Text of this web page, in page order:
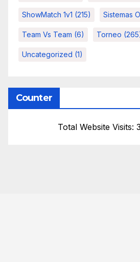
ShowMatch 1v1 (215) Sistemas
Team Vs Team (6) Torneo
Uncategorized (1)
Counter
Total Website Visits: